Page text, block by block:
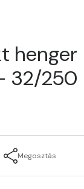
henger
32/250
Megosztás